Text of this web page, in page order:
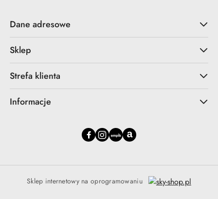
Dane adresowe
Sklep
Strefa klienta
Informacje
Sklep internetowy na oprogramowaniu